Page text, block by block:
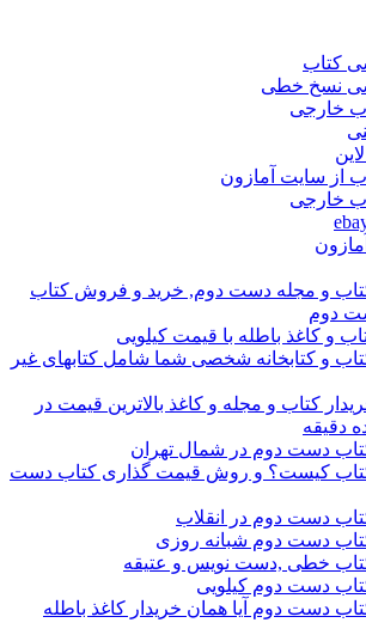
کتاب
نسخ خطی
خارجی
از سایت آمازون
خارجی
و مجله دست دوم, خرید و فروش کتاب
دوم
و کاغذ باطله با قیمت کیلویی
و کتابخانه شخصی شما شامل کتابهای غیر
کتاب و مجله و کاغذ بالاترین قیمت در
دقیقه
دست دوم در شمال تهران
کتاب کیست؟ و روش قیمت گذاری کتاب دست
دست دوم در انقلاب
دست دوم شبانه روزی
خطی ,دست نویس و عتیقه
دست دوم کیلویی
دست دوم آیا همان خریدار کاغذ باطله